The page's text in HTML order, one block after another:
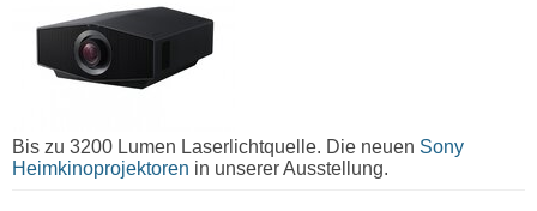
Bis zu 3200 Lumen Laserlichtquelle. Die neuen Sony
Heimkinoprojektoren in unserer Ausstellung.